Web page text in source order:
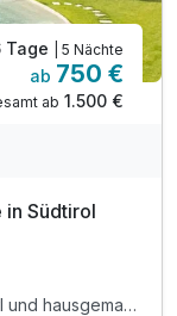
Tage | 5 Nächte
ab 750 €
ab 1.500 €
in Südtirol
Frühstückskorb mit Südtiroler Schmankerl und hausgemachten Köstlichkeiten, von Brot über Käse, Wurst und Joghurt ist alles dabei